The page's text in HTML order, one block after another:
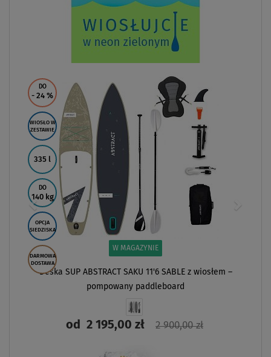
DO
- 24 %
WIOSŁO W
ZESTAWIE
335 l
DO
140 kg
OPCJA
SIEDZISKA
DARMOWA
DOSTAWA
W MAGAZYNIE
Deska SUP ABSTRACT SAKU 11'6 SABLE z wiosłem –
pompowany paddleboard
od 2 195,00 zł 2 900,00 zł